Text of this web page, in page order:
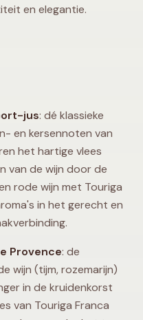
en elegantie.
jus: dé klassieke
en kersennoten van
het hartige vlees
van de wijn door de
rode wijn met Touriga
in het gerecht en
Provence: de
wijn (tijm, rozemarijn)
in de kruidenkorst
van Touriga Franca